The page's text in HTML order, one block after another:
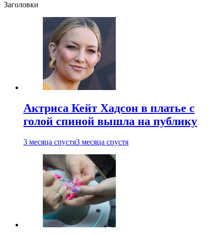
Заголовки
Актриса Кейт Хадсон в платье с
голой спиной вышла на публику
3 месяца спустя3 месяца спустя